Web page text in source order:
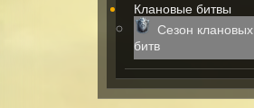
Клановые битвы
Сезон клановых
битв